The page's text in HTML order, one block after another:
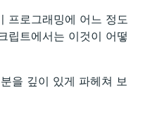
프로그래밍에 어느 정도
립트에서는 이것이 어떻
을 깊이 있게 파헤쳐 보